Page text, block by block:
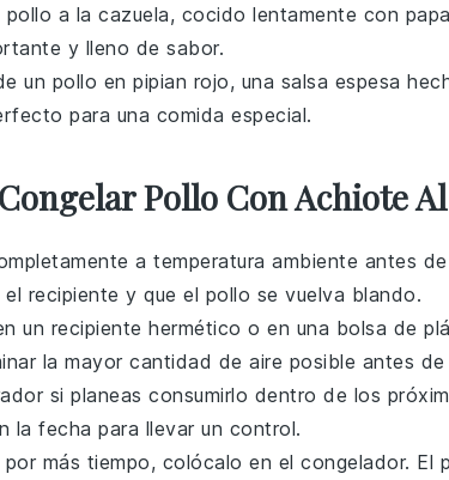
pollo a la cazuela, cocido lentamente con
y lleno de sabor.
un pollo en pipian rojo, una salsa espesa
para una comida especial.
Pollo Con Achiote
a temperatura ambiente antes
recipiente y que el pollo se vuelva blando.
un recipiente hermético o en una bolsa de
la mayor cantidad de aire posible antes de
si planeas consumirlo dentro de los
la fecha para llevar un control.
por más tiempo, colócalo en el congelador. El